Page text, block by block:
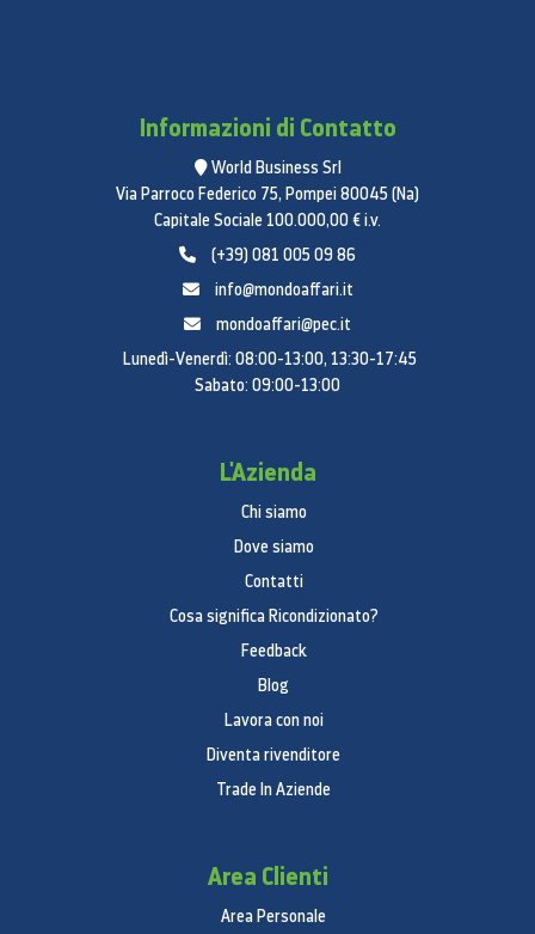
Informazioni di Contatto
World Business Srl
Via Parroco Federico 75, Pompei 80045 (Na)
Capitale Sociale 100.000,00 € i.v.
(+39) 081 005 09 86
info@mondoaffari.it
mondoaffari@pec.it
Lunedì-Venerdì: 08:00-13:00, 13:30-17:45
Sabato: 09:00-13:00
L'Azienda
Chi siamo
Dove siamo
Contatti
Cosa significa Ricondizionato?
Feedback
Blog
Lavora con noi
Diventa rivenditore
Trade In Aziende
Area Clienti
Area Personale